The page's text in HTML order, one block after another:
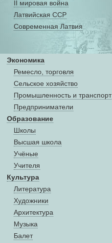
II мировая война
Латвийская ССР
Современная Латвия
Экономика
Ремесло, торговля
Сельское хозяйство
Промышленность и транспорт
Предприниматели
Образование
Школы
Высшая школа
Учёные
Учителя
Культура
Литература
Художники
Aрхитектура
Музыка
Балет